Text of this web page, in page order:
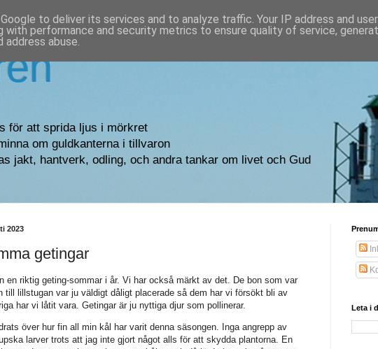
för att sprida ljus i mörkret
om guldkanterna i tillvaron
jakt, hantverk, odling, och andra tankar om livet och Gud
2023
getingar
en riktig geting-sommar i år. Vi har också märkt av det. De bon som var
till lillstugan var ju väldigt dåligt placerade så dem har vi försökt bli av
har vi låtit vara. Getingar är ju nyttiga djur som pollinerar.
över hur fin all min kål har varit denna säsongen. Inga angrepp av
larver trots att jag inte gjort något alls för att skydda plantorna. En
Leta i
to deliver its services and to analyze traffic. Your IP address and
with performance and security metrics to ensure quality of service,
abuse.